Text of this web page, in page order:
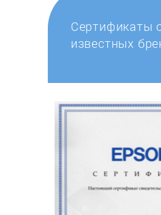
Сертификаты
известных